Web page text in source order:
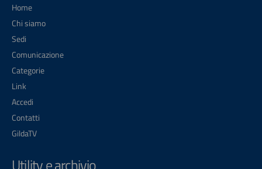
Home
Chi siamo
Sedi
Comunicazione
Categorie
Link
Accedi
Contatti
GildaTV
Utility e archivio